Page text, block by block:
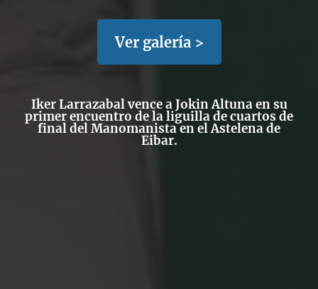
Ver galería >
Iker Larrazabal vence a Jokin Altuna en su
primer encuentro de la liguilla de cuartos de
final del Manomanista en el Astelena de
Eibar.